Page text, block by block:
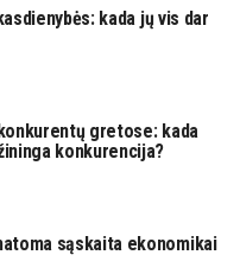
kada jų vis dar
gretose: kada
konkurencija?
sąskaita ekonomikai